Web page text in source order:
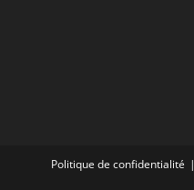
Politique de confidentialité